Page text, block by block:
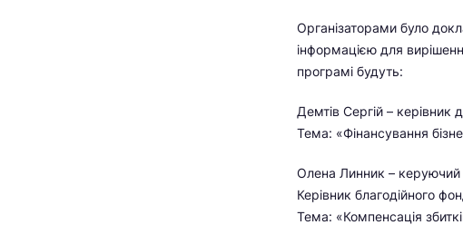
Організаторами було
інформацією для
програмі будуть:
Демтів Сергій – керівник
Тема: «Фінансування
Олена Линник – керуючий
Керівник благодійного
Тема: «Компенсація